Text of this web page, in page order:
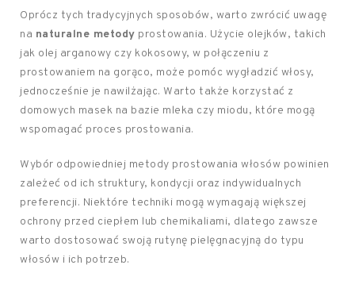
Oprócz tych tradycyjnych sposobów, warto zwrócić uwagę
na naturalne metody prostowania. Użycie olejków, takich
jak olej arganowy czy kokosowy, w połączeniu z
prostowaniem na gorąco, może pomóc wygładzić włosy,
jednocześnie je nawilżając. Warto także korzystać z
domowych masek na bazie mleka czy miodu, które mogą
wspomagać proces prostowania.
Wybór odpowiedniej metody prostowania włosów powinien
zależeć od ich struktury, kondycji oraz indywidualnych
preferencji. Niektóre techniki mogą wymagają większej
ochrony przed ciepłem lub chemikaliami, dlatego zawsze
warto dostosować swoją rutynę pielęgnacyjną do typu
włosów i ich potrzeb.